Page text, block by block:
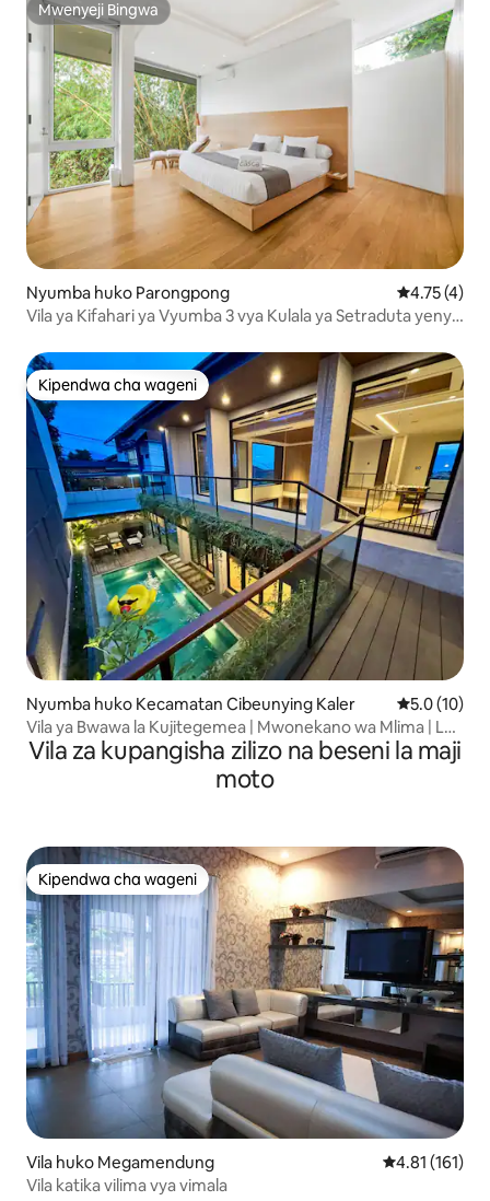
Mwenyeji Bingwa
Mwenyeji Bingwa
Nyumba huko Parongpong Ukadiriaji
4.75 (4)
Vila ya Kifahari ya Vyumba 3 vya Kulala ya Setraduta yenye
Kipendwa cha wageni
Kipendwa cha wageni
Nyumba huko Kecamatan Cibeunying Kaler Ukadiriaji
5.0 (10)
Vila ya Bwawa la Kujitegemea | Mwonekano wa Mlima | Le
Arumanis
Vila za kupangisha zilizo na beseni la maji
moto
Kipendwa cha wageni
Kipendwa cha wageni
Vila huko Megamendung Ukadiriaji wa
4.81 (161)
Vila katika vilima vya vimala